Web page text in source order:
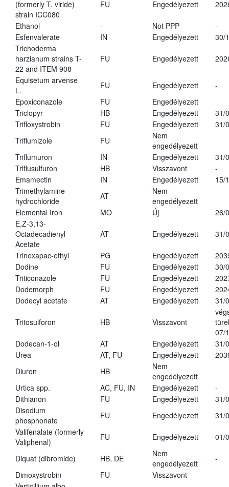
(formerly T. viride)
strain ICC080
FU Engedélyezett
Ethanol - Not PPP
-
Esfenvalerate
IN Engedélyezett
30/
Trichoderma
harzianum strains T-
22 and ITEM 908
FU Engedélyezett
Equisetum arvense
L.
FU Engedélyezett
-
Epoxiconazole
FU
Engedélyezett
Triclopyr
HB Engedélyezett
31/
Trifloxystrobin
FU Engedélyezett
31/
Triflumizole
FU
Nem
engedélyezett
Triflumuron
IN Engedélyezett
31/
Triflusulfuron
HB Visszavont
-
Emamectin
IN Engedélyezett
15/
Trimethylamine
hydrochloride
AT
Nem
engedélyezett
Elemental Iron
MO Új
26/
E,Z-3,13-
Octadecadienyl
Acetate
AT Engedélyezett 31/
Trinexapac-ethyl PG Engedélyezett
Dodine
FU Engedélyezett
30/
Triticonazole
FU Engedélyezett
Dodemorph
FU Engedélyezett
Dodecyl acetate
AT Engedélyezett 31/
Tritosulforon HB Visszavont
07/
Dodecan-1-ol
AT Engedélyezett
31/
Urea
AT, FU Engedélyezett
Diuron
HB
Nem
engedélyezett
Urtica spp.
AC, FU, IN Engedélyezett
-
Dithianon
FU Engedélyezett
31/
Disodium
phosphonate
FU Engedélyezett
31/
Valifenalate (formerly
Valiphenal)
FU Engedélyezett 01/
Diquat (dibromide) HB, DE
Nem
engedélyezett
-
Dimoxystrobin
FU Visszavont
-